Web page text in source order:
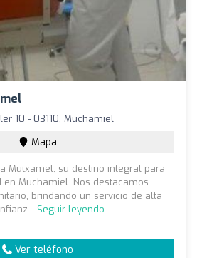
10 - 03110, Muchamiel
Mapa
Mutxamel, su destino integral para
Muchamiel. Nos destacamos
brindando un servicio de alta
Seguir leyendo
Ver teléfono